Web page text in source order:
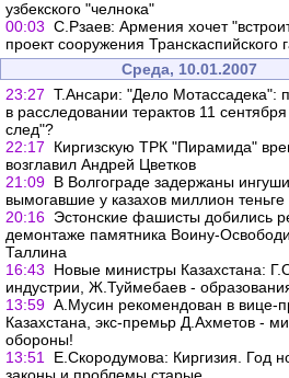
узбекского "челнока"
00:03 С.Рзаев: Армения хочет
проект сооружения Транскаспийского
Среда, 10.01.2007
23:27 Т.Ансари: "Дело Мотассадека":
в расследовании терактов 11
след"?
22:17
Киргизскую ТРК "Пирамида"
возглавил Андрей Цветков
21:09 В Волгограде задержаны ингуши
вымогавшие у казахов миллион теньге
20:16 Эстонские фашисты добились
демонтаже памятника Воину-
Таллина
16:43
Новые министры Казахстана:
индустрии, Ж.Туймебаев -
13:59 А.Мусин рекомендован в вице-
Казахстана, экс-премьр Д.Ахметов -
обороны!
13:51
Е.Скородумова: Киргизия. Год